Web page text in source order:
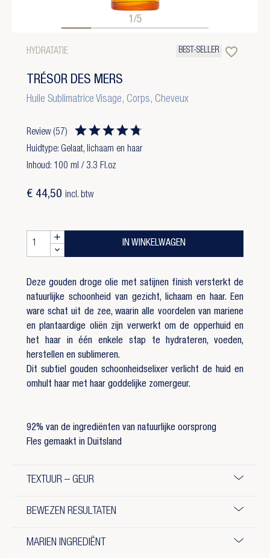
1/5
HYDRATATIE BEST-SELLER favorite_border
TRÉSOR DES MERS
Huile Sublimatrice Visage, Corps, Cheveux
Review (57)
Huidtype: Gelaat, lichaam en haar
Inhoud: 100 ml / 3.3 Fl.oz
€ 44,50 incl. btw
IN WINKELWAGEN
Deze gouden droge olie met satijnen finish versterkt de
natuurlijke schoonheid van gezicht, lichaam en haar. Een
ware schat uit de zee, waarin alle voordelen van mariene
en plantaardige oliën zijn verwerkt om de opperhuid en
het haar in één enkele stap te hydrateren, voeden,
herstellen en sublimeren.
Dit subtiel gouden schoonheidselixer verlicht de huid en
omhult haar met haar goddelijke zomergeur.
92% van de ingrediënten van natuurlijke oorsprong
Fles gemaakt in Duitsland
TEXTUUR – GEUR
BEWEZEN RESULTATEN
MARIEN INGREDIËNT